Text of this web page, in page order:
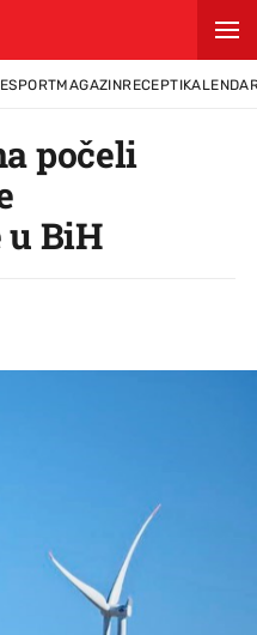
SPORTMAGAZINRECEPTI
počeli
BiH